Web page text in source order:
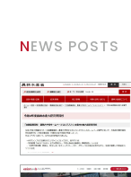
NEWS POSTS